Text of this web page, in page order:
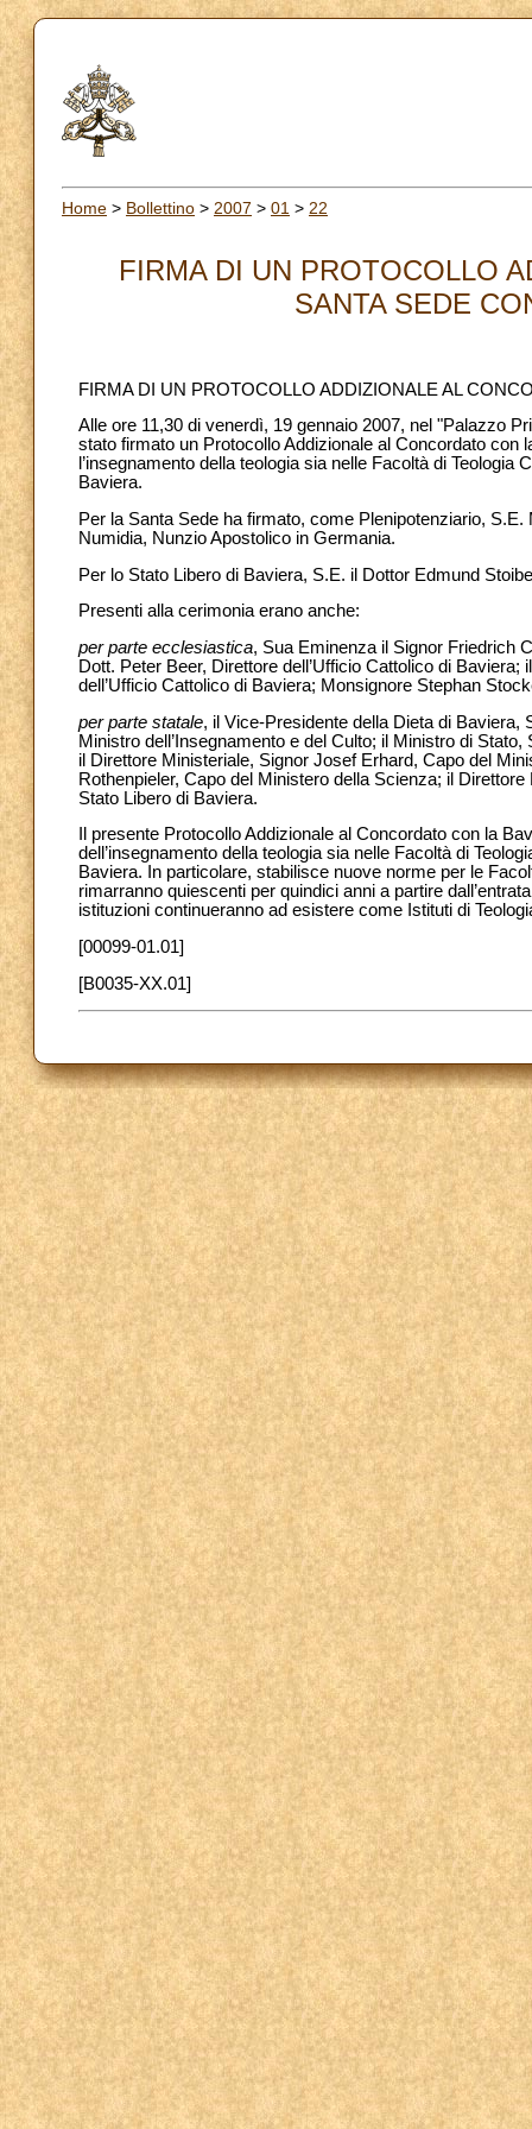
Home > Bollettino > 2007 > 01 > 22
FIRMA DI UN PROTOCOLLO
SANTA SEDE
FIRMA DI UN PROTOCOLLO ADDIZIONALE AL
Alle ore 11,30 di venerdì, 19 gennaio 2007, nel "Palazzo
stato firmato un Protocollo Addizionale al Concordato
l’insegnamento della teologia sia nelle Facoltà di
Baviera.
Per la Santa Sede ha firmato, come Plenipotenziario,
Numidia, Nunzio Apostolico in Germania.
Per lo Stato Libero di Baviera, S.E. il Dottor Edmund
Presenti alla cerimonia erano anche:
per parte ecclesiastica, Sua Eminenza il Signor Friedrich
Dott. Peter Beer, Direttore dell’Ufficio Cattolico di
dell’Ufficio Cattolico di Baviera; Monsignore Stephan
per parte statale, il Vice-Presidente della Dieta di Baviera,
Ministro dell’Insegnamento e del Culto; il Ministro di
il Direttore Ministeriale, Signor Josef Erhard, Capo del
Rothenpieler, Capo del Ministero della Scienza; il
Stato Libero di Baviera.
Il presente Protocollo Addizionale al Concordato con la
dell’insegnamento della teologia sia nelle Facoltà di
Baviera. In particolare, stabilisce nuove norme per le
rimarranno quiescenti per quindici anni a partire
istituzioni continueranno ad esistere come Istituti di
[00099-01.01]
[B0035-XX.01]